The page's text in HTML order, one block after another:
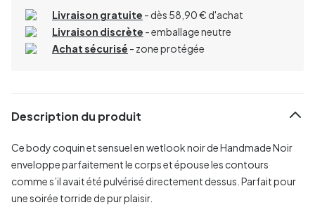
Livraison gratuite - dès 58,90 € d'achat
Livraison discrète - emballage neutre
Achat sécurisé - zone protégée
Description du produit
Ce body coquin et sensuel en wetlook noir de Handmade Noir
enveloppe parfaitement le corps et épouse les contours
comme s’il avait été pulvérisé directement dessus. Parfait pour
une soirée torride de pur plaisir.